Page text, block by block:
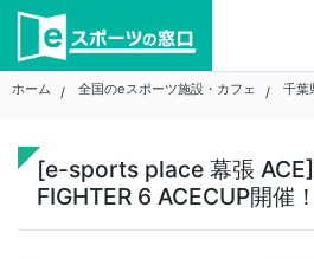
Skip
content
ホーム 全国のeスポーツ施設・カフェ 千葉
[e-sports place 幕張
FIGHTER 6 ACECUP開催